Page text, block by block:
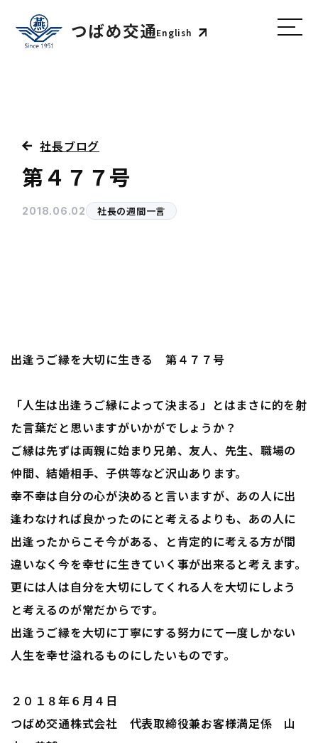
English
社長ブログ
第４７７号
2018.06.02 社長の週間一言
出逢うご縁を大切に生きる 第４７７号
「人生は出逢うご縁によって決まる」とはまさに的を射
た言葉だと思いますがいかがでしょうか？
ご縁は先ずは両親に始まり兄弟、友人、先生、職場の
仲間、結婚相手、子供等など沢山あります。
幸不幸は自分の心が決めると言いますが、あの人に出
逢わなければ良かったのにと考えるよりも、あの人に
出逢ったからこそ今がある、と肯定的に考える方が間
違いなく今を幸せに生きていく事が出来ると考えます。
更には人は自分を大切にしてくれる人を大切にしよう
と考えるのが常だからです。
出逢うご縁を大切に丁寧にする努力にて一度しかない
人生を幸せ溢れるものにしたいものです。
２０１８年６月４日
つばめ交通株式会社 代表取締役兼お客様満足係 山